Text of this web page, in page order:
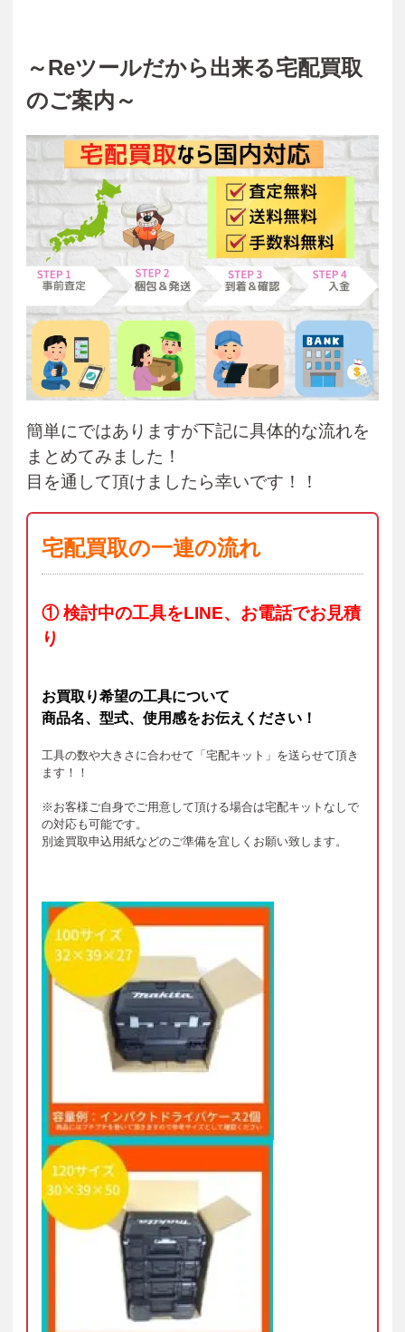
～Reツールだから出来る宅配買取
のご案内～
簡単にではありますが下記に具体的な流れを
まとめてみました！
目を通して頂けましたら幸いです！！
宅配買取の一連の流れ
① 検討中の工具をLINE、お電話でお見積
り
お買取り希望の工具について
商品名、型式、使用感をお伝えください！
工具の数や大きさに合わせて「宅配キット」を送らせて頂き
ます！！
※お客様ご自身でご用意して頂ける場合は宅配キットなしで
の対応も可能です。
別途買取申込用紙などのご準備を宜しくお願い致します。